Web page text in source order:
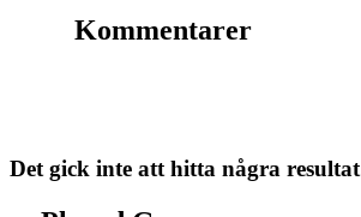
Kommentarer
Det gick inte att hitta några resultat